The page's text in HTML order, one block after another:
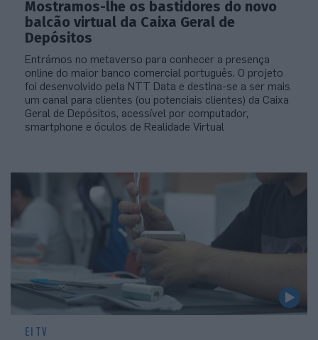
Mostramos-lhe os bastidores do novo
balcão virtual da Caixa Geral de
Depósitos
Entrámos no metaverso para conhecer a presença
online do maior banco comercial português. O projeto
foi desenvolvido pela NTT Data e destina-se a ser mais
um canal para clientes (ou potenciais clientes) da Caixa
Geral de Depósitos, acessível por computador,
smartphone e óculos de Realidade Virtual
EI TV